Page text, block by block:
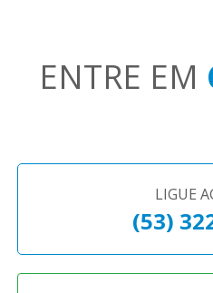
ENTRE EM
LIGUE
(53)